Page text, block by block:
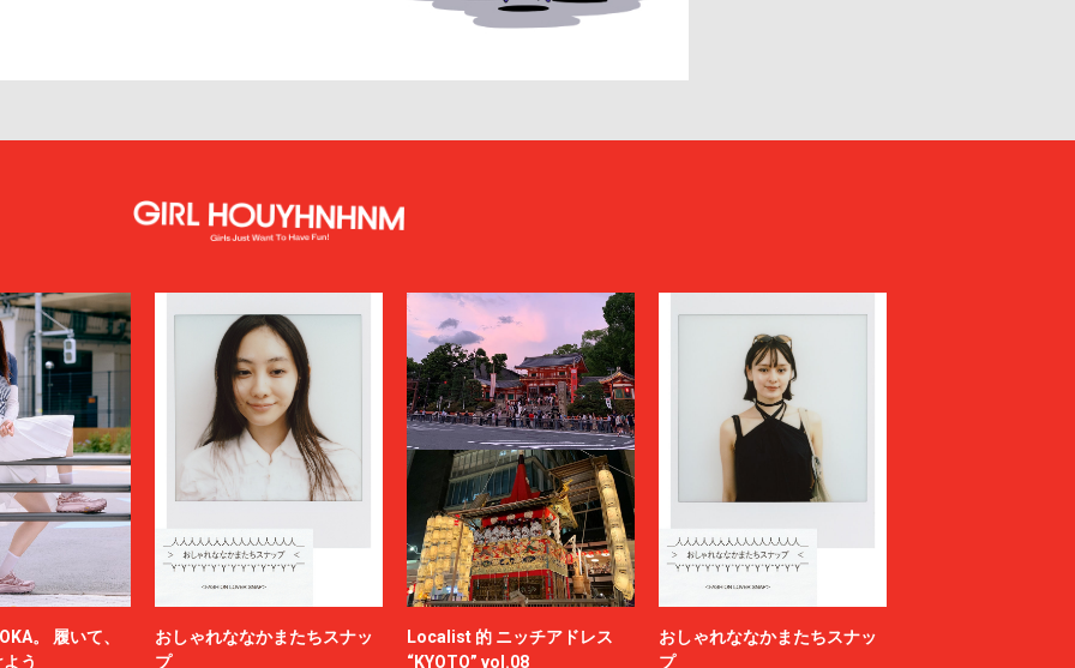
。 履いて、
う
おしゃれななかまたちスナッ
プ
Localist 的 ニッチアドレス
“KYOTO” vol.08
おしゃれななかまたちスナッ
プ